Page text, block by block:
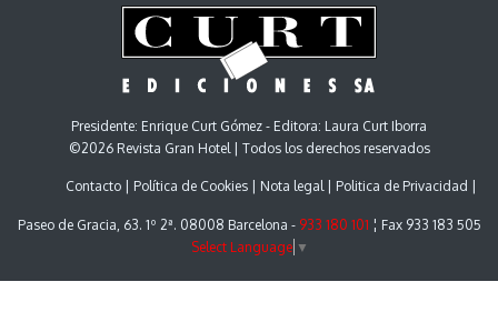
Presidente: Enrique Curt Gómez - Editora: Laura Curt Iborra
©2026 Revista Gran Hotel | Todos los derechos reservados
Contacto Política de Cookies Nota legal Politica de Privacidad
Paseo de Gracia, 63. 1º 2ª. 08008 Barcelona - 933 180 101 ¦ Fax 933 183 505
Select Language ▼